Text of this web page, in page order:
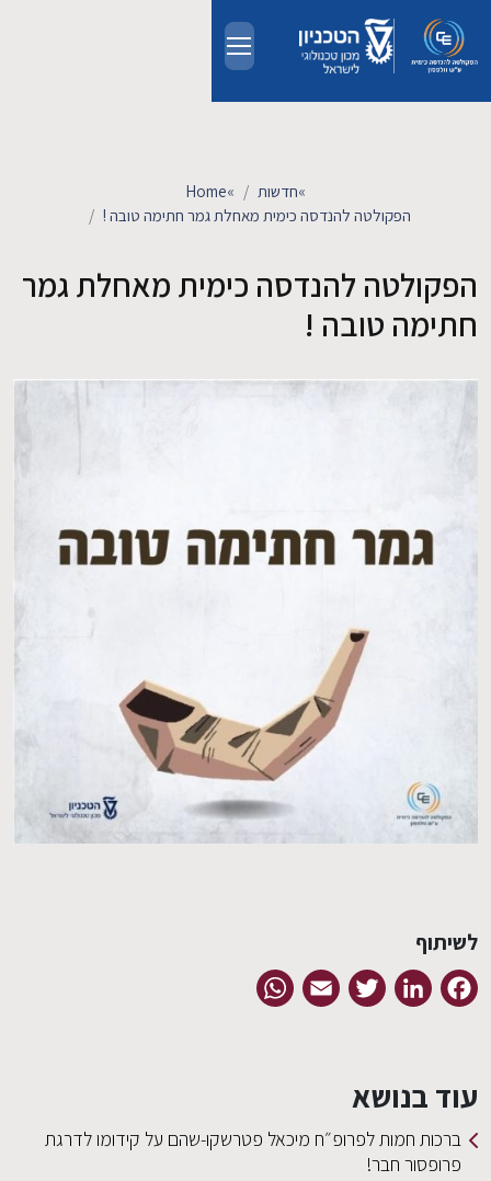
מחקר
Home» חדשות»
הפקולטה להנדסה כימית מאחלת גמר חתימה טובה !
הפקולטה להנדסה כימית מאחלת גמר
חתימה טובה !
לשיתוף
Facebook
LinkedIn
Twitter
Email
עוד בנושא
ברכות חמות לפרופ״ח מיכאל פטרשקו-שהם על קידומו לדרגת
פרופסור חבר!